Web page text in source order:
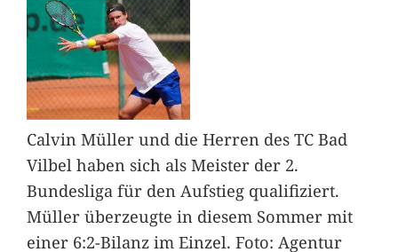
Calvin Müller und die Herren des TC Bad
Vilbel haben sich als Meister der 2.
Bundesliga für den Aufstieg qualifiziert.
Müller überzeugte in diesem Sommer mit
einer 6:2-Bilanz im Einzel. Foto: Agentur